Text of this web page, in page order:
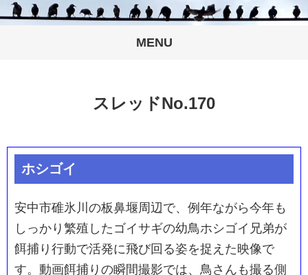
MENU
スレッドNo.170
ホシゴイ
安中市碓氷川の板鼻堰周辺で、例年ながら今年も
しっかり繁殖したゴイサギの幼鳥ホシゴイ兄弟が
餌捕り行動で活発に飛び回る姿を捉えた映像で
す。動画餌捕りの瞬間撮影では、鳥さんも撮る側